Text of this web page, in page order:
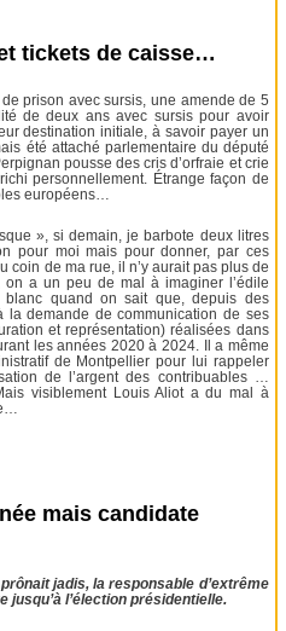
tickets de caisse…
prison avec sursis, une amende de 5
de deux ans avec sursis pour avoir
destination initiale, à savoir payer un
été attaché parlementaire du député
pousse des cris d’orfraie et crie
personnellement. Étrange façon de
européens…
», si demain, je barbote deux litres
pour moi mais pour donner, par ces
coin de ma rue, il n’y aurait pas plus de
a un peu de mal à imaginer l’édile
blanc quand on sait que, depuis des
la demande de communication de ses
et représentation) réalisées dans
les années 2020 à 2024. Il a même
de Montpellier pour lui rappeler
de l’argent des contribuables …
visiblement Louis Aliot a du mal à
mais candidate
jadis, la responsable d’extrême
jusqu’à l’élection présidentielle.